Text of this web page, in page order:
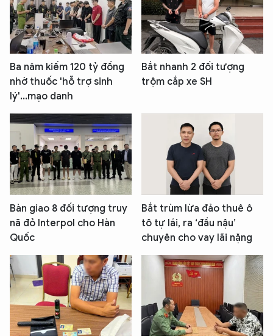
Ba năm kiếm 120 tỷ đồng
nhờ thuốc 'hỗ trợ sinh
lý'...mạo danh
Bắt nhanh 2 đối tượng
trộm cắp xe SH
Bàn giao 8 đối tượng truy
nã đỏ Interpol cho Hàn
Quốc
Bắt trùm lừa đảo thuê ô
tô tự lái, ra ‘đầu nậu’
chuyên cho vay lãi nặng